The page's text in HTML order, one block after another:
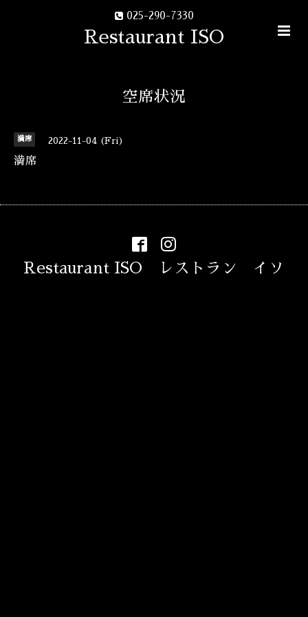
025-290-7330
Restaurant ISO
空席状況
満席 2022-11-04 (Fri)
満席
Restaurant ISO レストラン イソ